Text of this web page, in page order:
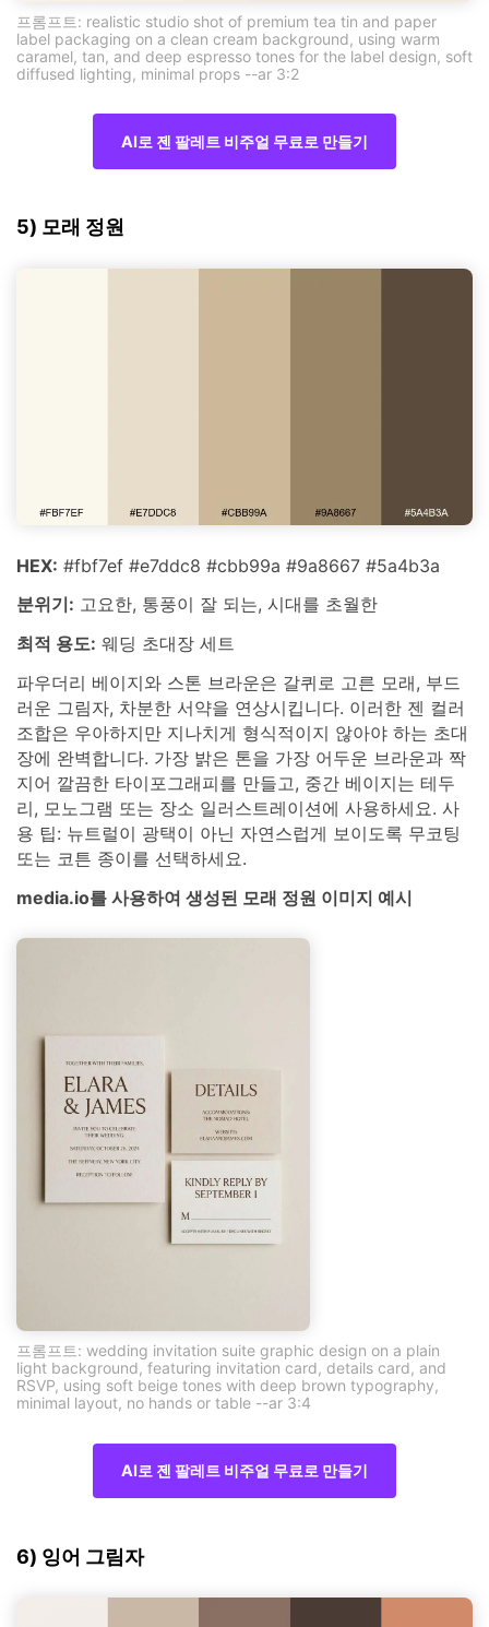
프롬프트: realistic studio shot of premium tea tin and paper
label packaging on a clean cream background, using warm
caramel, tan, and deep espresso tones for the label design, soft
diffused lighting, minimal props --ar 3:2
AI로 젠 팔레트 비주얼 무료로 만들기
5) 모래 정원
HEX: #fbf7ef #e7ddc8 #cbb99a #9a8667 #5a4b3a
분위기: 고요한, 통풍이 잘 되는, 시대를 초월한
최적 용도: 웨딩 초대장 세트
파우더리 베이지와 스톤 브라운은 갈퀴로 고른 모래, 부드
러운 그림자, 차분한 서약을 연상시킵니다. 이러한 젠 컬러
조합은 우아하지만 지나치게 형식적이지 않아야 하는 초대
장에 완벽합니다. 가장 밝은 톤을 가장 어두운 브라운과 짝
지어 깔끔한 타이포그래피를 만들고, 중간 베이지는 테두
리, 모노그램 또는 장소 일러스트레이션에 사용하세요. 사
용 팁: 뉴트럴이 광택이 아닌 자연스럽게 보이도록 무코팅
또는 코튼 종이를 선택하세요.
media.io를 사용하여 생성된 모래 정원 이미지 예시
프롬프트: wedding invitation suite graphic design on a plain
light background, featuring invitation card, details card, and
RSVP, using soft beige tones with deep brown typography,
minimal layout, no hands or table --ar 3:4
AI로 젠 팔레트 비주얼 무료로 만들기
6) 잉어 그림자